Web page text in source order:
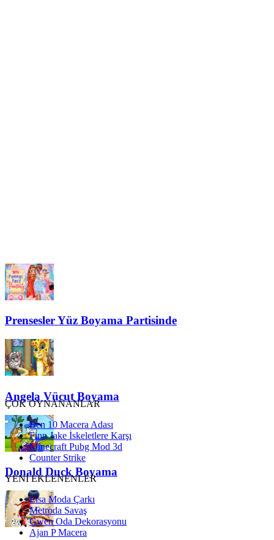
Prensesler Yüz Boyama Partisinde
Angela Vücut Boyama
Donald Duck Boyama
ÇOK OYNANANLAR
Ben 10 Macera Adası
Finn Jake İskeletlere Karşı
Minecraft Pubg Mod 3d
Counter Strike
YENİ EKLENENLER
Elsa Moda Çarkı
Metroda Savaş
Gwen Oda Dekorasyonu
Ajan P Macera